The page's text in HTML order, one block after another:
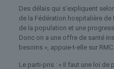
Des délais qui s’expliquent
de la Fédération hospitalière de
de la population et une
Donc on a une offre de santé
besoins », appuie-t-elle sur RMC.
Le parti-pris : « Il faut une loi de